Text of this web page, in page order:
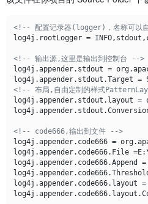
<!-- 配置记录器(logger)，名称可以
log4j.rootLogger =
<!-- 输出源,这里是输出到控制台 -->
log4j.appender.stdout =
<!-- 布局,自由定制的样式
log4j.appender.stdout.layout =
<!-- code666,输出到文件 -->
log4j.appender.code666 =
log4j.appender.code666.File
log4j.appender.code666.Append
log4j.appender.code666.Threshold
log4j.appender.code666.layout